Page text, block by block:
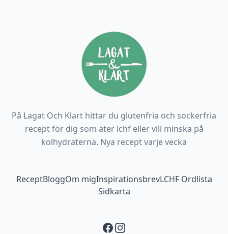
På Lagat Och Klart hittar du glutenfria och sockerfria
recept för dig som äter lchf eller vill minska på
kolhydraterna. Nya recept varje vecka
Footer navigation
ReceptBloggOm migInspirationsbrevLCHF Ordlista
Sidkarta
Facebook
Instagram